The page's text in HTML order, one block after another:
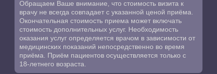
Обращаем Ваше внимание, что стоимость визита к
врачу не всегда совпадает с указанной ценой приёма.
Окончательная стоимость приема может включать
стоимость дополнительных услуг. Необходимость
оказания услуг определяется врачом в зависимости от
медицинских показаний непосредственно во время
приёма. Приём пациентов осуществляется только с
18-летнего возраста.